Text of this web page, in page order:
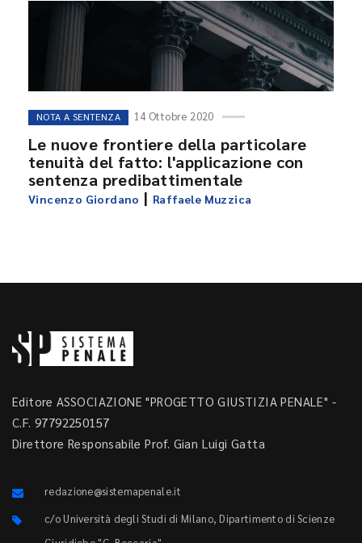
NOTA A SENTENZA 14 Ottobre 2020
Le nuove frontiere della particolare
tenuità del fatto: l'applicazione con
sentenza predibattimentale
Vincenzo Giordano | Raffaele Muzzica
Editore ASSOCIAZIONE "PROGETTO GIUSTIZIA PENALE" -
C.F. 97792250157
Direttore Responsabile Prof. Gian Luigi Gatta
redazione@sistemapenale.it
c/o Università degli Studi di Milano, Dipartimento di Scienze